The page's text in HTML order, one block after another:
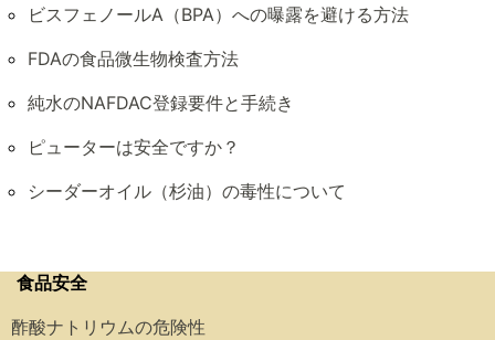
ビスフェノールA（BPA）への曝露を避ける方法
FDAの食品微生物検査方法
純水のNAFDAC登録要件と手続き
ピューターは安全ですか？
シーダーオイル（杉油）の毒性について
食品安全
酢酸ナトリウムの危険性